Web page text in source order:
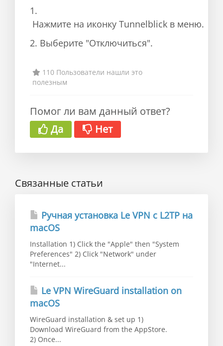
1.
Нажмите на иконку Tunnelblick в меню.
2. Выберите "Отключиться".
110 Пользователи нашли это
полезным
Помог ли вам данный ответ?
Да
Нет
Связанные статьи
Ручная установка Le VPN c L2TP на
macOS
Installation 1) Click the "Apple" then "System
Preferences" 2) Click "Network" under
"Internet...
Le VPN WireGuard installation on
macOS
WireGuard installation & set up 1)
Download WireGuard from the AppStore.
2) Once...